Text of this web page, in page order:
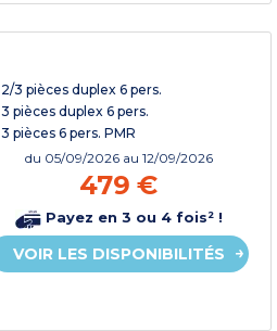
2/3 pièces duplex 6 pers.
3 pièces duplex 6 pers.
3 pièces 6 pers. PMR
du 05/09/2026 au 12/09/2026
479 €
Payez en 3 ou 4 fois² !
VOIR LES DISPONIBILITÉS